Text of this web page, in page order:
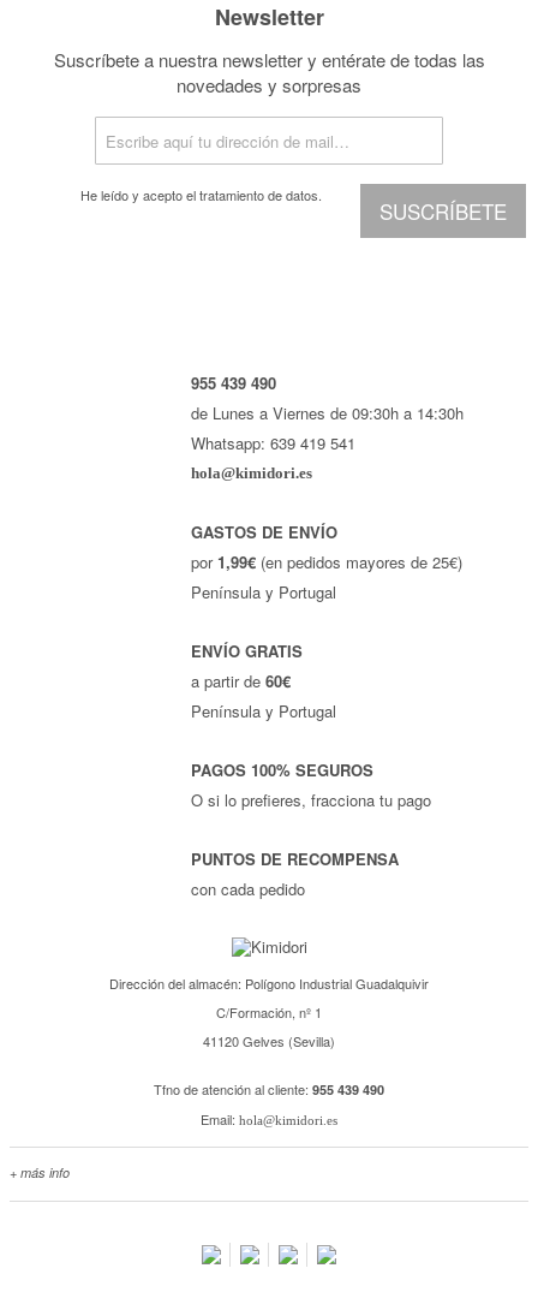
Newsletter
Suscríbete a nuestra newsletter y entérate de todas las
novedades y sorpresas
SUSCRÍBETE
He leído y acepto eltratamiento de datos.
955 439 490
de Lunes a Viernes de 09:30h a 14:30h
Whatsapp: 639 419 541
hola@kimidori.es
GASTOS DE ENVÍO
por 1,99€ (en pedidos mayores de 25€)
Península y Portugal
ENVÍO GRATIS
a partir de60€
Península y Portugal
PAGOS 100% SEGUROS
O si lo prefieres, fracciona tu pago
PUNTOS DE RECOMPENSA
con cada pedido
Dirección del almacén: Polígono Industrial Guadalquivir
C/Formación, nº 1
41120 Gelves (Sevilla)
Tfno de atención al cliente: 955 439 490
Email: hola@kimidori.es
+ más info